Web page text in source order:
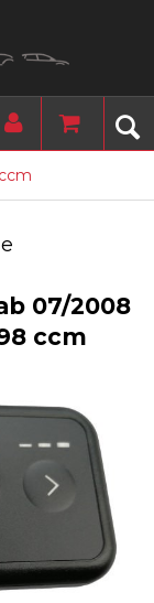
07/2008
ccm